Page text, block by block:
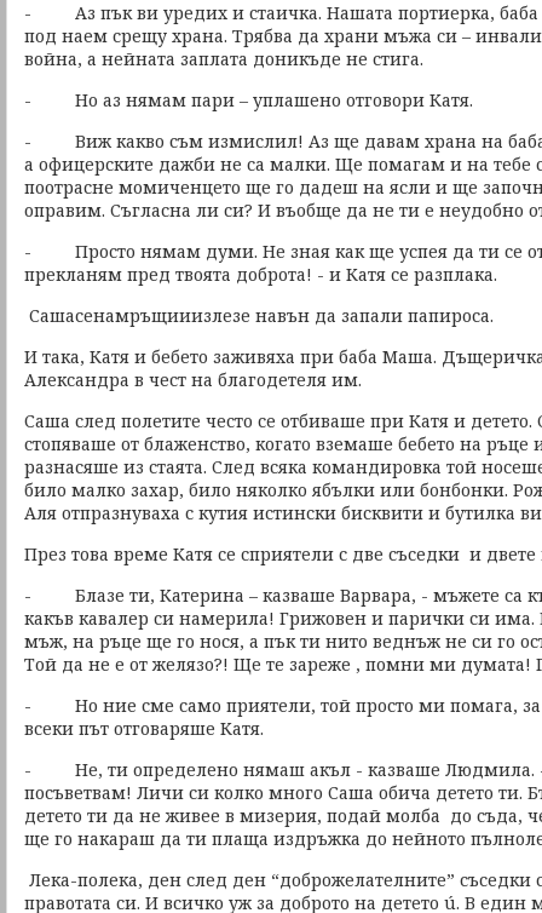
- Аз пък ви уредих и стаичка. Нашата портиерка, баба
под наем срещу храна. Трябва да храни мъжа си –
война, а нейната заплата доникъде не стига.
- Но аз нямам пари – уплашено отговори Катя.
- Виж какво съм измислил! Аз ще давам храна на
а офицерските дажби не са малки. Ще помагам и на тебе
поотрасне момиченцето ще го дадеш на ясли и ще
оправим. Съгласна ли си? И въобще да не ти е неудобно
- Просто нямам думи. Не зная как ще успея да ти се
прекланям пред твоята доброта! - и Катя се разплака.
Сашасенамръщииизлезе навън да запали папироса.
И така, Катя и бебето заживяха при баба Маша.
Александра в чест на благодетеля им.
Саша след полетите често се отбиваше при Катя и детето.
стопяваше от блаженство, когато вземаше бебето на ръце
разнасяше из стаята. След всяка командировка той
било малко захар, било няколко ябълки или бонбонки.
Аля отпразнуваха с кутия истински бисквити и бутилка
През това време Катя се сприятели с две съседки и
- Блазе ти, Катерина – казваше Варвара, - мъжете са
какъв кавалер си намерила! Грижовен и парички си има.
мъж, на ръце ще го нося, а пък ти нито веднъж не си го
Той да не е от желязо?! Ще те зареже , помни ми думата!
- Но ние сме само приятели, той просто ми помага, за
всеки път отговаряше Катя.
- Не, ти определено нямаш акъл - казваше Людмила. -
посъветвам! Личи си колко много Саша обича детето ти.
детето ти да не живее в мизерия, подай молба до съда,
ще го накараш да ти плаща издръжка до нейното
Лека-полека, ден след ден “доброжелателните” съседки
правотата си. И всичко уж за доброто на детето ú. В един